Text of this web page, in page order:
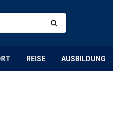
REISE AUSBILDUNG